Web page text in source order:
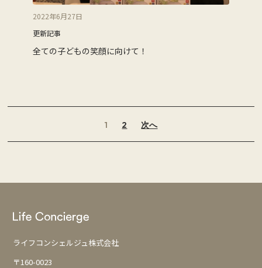
2022年6月27日
更新記事
全ての子どもの笑顔に向けて！
投
稿
ペ
送
り
1 2 次へ
ライフコンシェルジュ株式会社
〒160-0023